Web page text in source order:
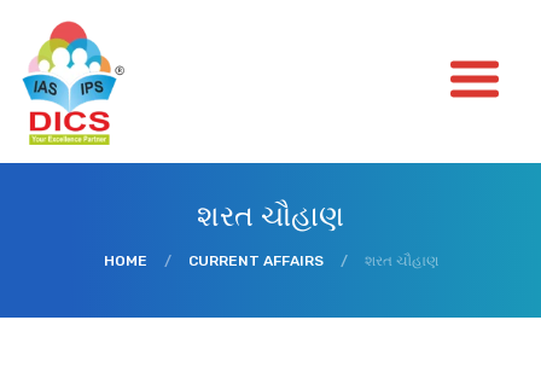
શરત ચૌહાણ
HOME / CURRENT AFFAIRS / શરત ચૌહાણ